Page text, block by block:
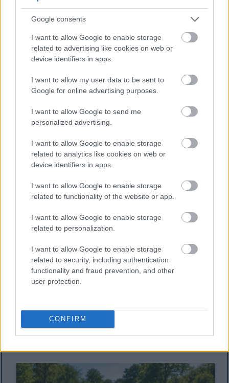
Google consents
I want to allow Google to enable storage
related to advertising like cookies on web or
device identifiers in apps.
I want to allow my user data to be sent to
Google for online advertising purposes.
I want to allow Google to send me
personalized advertising.
I want to allow Google to enable storage
related to analytics like cookies on web or
device identifiers in apps.
I want to allow Google to enable storage
related to functionality of the website or app.
I want to allow Google to enable storage
related to personalization.
I want to allow Google to enable storage
related to security, including authentication
functionality and fraud prevention, and other
user protection.
CONFIRM
توت العليق الناضج وغير الناضج ينمو على سيقان بريموكان في
السنة الأولى في بيئة حديقة خصبة.
انقر أو اضغط على الصورة لمزيد من المعلومات ودقة أعلى.
اختيار الموقع المثالي لزراعة التوت الأسود
التوت الأسود نبات معمر، يمكنه أن يُنتج ما بين 15 و40 عامًا
مع العناية المناسبة، لذا فإن اختيار موقع الزراعة المناسب أمرٌ
بالغ الأهمية لضمان نجاحه على المدى الطويل. ضع هذه العوامل
الرئيسية في اعتبارك عند اختيار مكان زراعة التوت الأسود:
متطلبات ضوء الشمس
يحتاج التوت الأسود إلى شمس كاملة لنمو مثالي وإنتاج ثمار.
المباشرة يوميًا. مع أن النباتات تتحمل الظل الجزئي، إلا أن إنتاج
الثمار وجودتها سينخفضان بشكل ملحوظ في الأماكن الأكثر
ظلًا.